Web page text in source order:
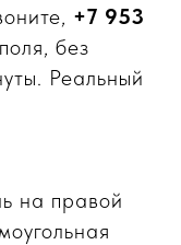
+7 953
без
Реальный
на правой